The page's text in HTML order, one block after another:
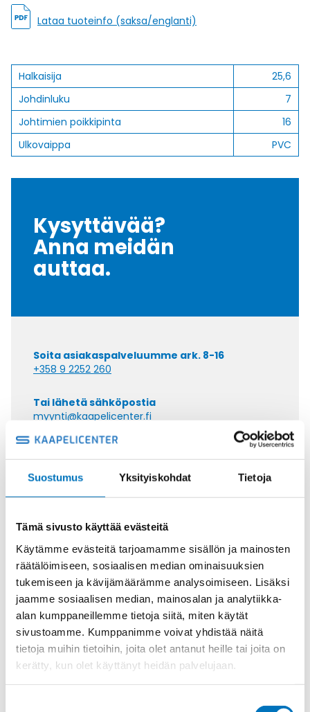
Suostumus Yksityiskohdat Tietoja
Tämä sivusto käyttää evästeitä
Käytämme evästeitä tarjoamamme sisällön ja mainosten
räätälöimiseen, sosiaalisen median ominaisuuksien
tukemiseen ja kävijämäärämme analysoimiseen. Lisäksi
jaamme sosiaalisen median, mainosalan ja analytiikka-
alan kumppaneillemme tietoja siitä, miten käytät
sivustoamme. Kumppanimme voivat yhdistää näitä
tietoja muihin tietoihin, joita olet antanut heille tai joita on
kerätty, kun olet käyttänyt heidän palvelujaan.
Lataa tuoteinfo (saksa/englanti)
Halkaisija
25,6
Johdinluku
7
Johtimien poikkipinta
16
Ulkovaippa
PVC
Kysyttävää?
Anna meidän
auttaa.
Soita asiakaspalveluumme ark. 8-16
+358 9 2252 260
Tai lähetä sähköpostia
myynti@kaapelicenter.fi
Saman kaapelin eri versiot
Ohjauskaapeli ÖPVC-JZ 7G4
Ohjauskaapeli ÖPVC-JZ 3G6